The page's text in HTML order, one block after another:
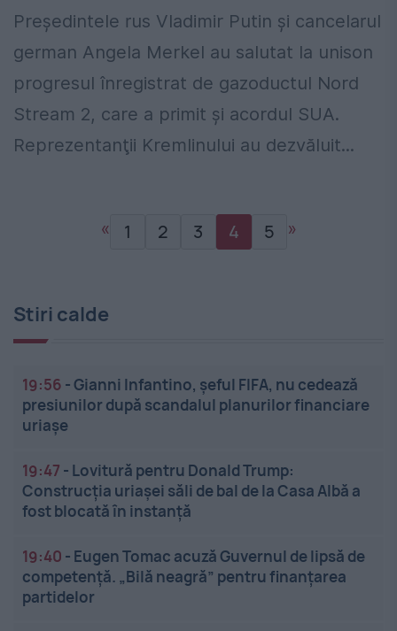
Preşedintele rus Vladimir Putin şi cancelarul
german Angela Merkel au salutat la unison
progresul înregistrat de gazoductul Nord
Stream 2, care a primit şi acordul SUA.
Reprezentanţii Kremlinului au dezvăluit...
« 1 2 3 4 5 »
Stiri calde
19:56 -Gianni Infantino, șeful FIFA, nu cedează
presiunilor după scandalul planurilor financiare
uriașe
19:47 - Lovitură pentru Donald Trump:
Construcția uriașei săli de bal de la Casa Albă a
fost blocată în instanță
19:40 - Eugen Tomac acuză Guvernul de lipsă de
competență. „Bilă neagră” pentru finanțarea
partidelor